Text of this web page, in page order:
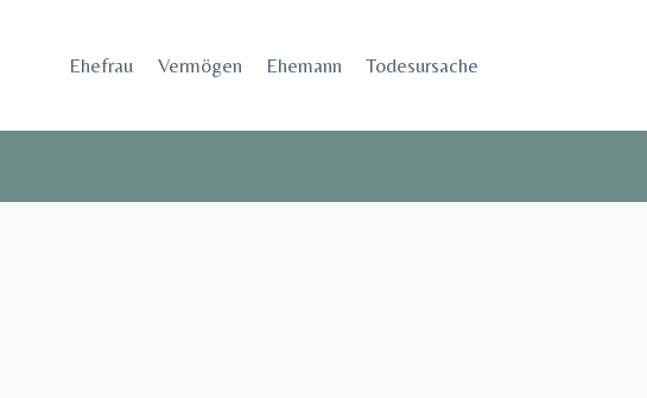
Ehefrau​ Vermögen Ehemann Todesursache